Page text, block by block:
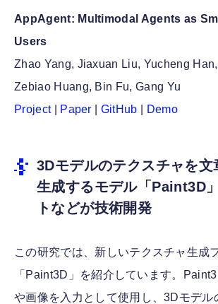
AppAgent: Multimodal Agents as
Users
Zhao Yang, Jiaxuan Liu, Yucheng
Zebiao Huang, Bin Fu, Gang Yu
Project| Paper GitHub Demo
3Dモデルのテクスチャを文
生成するモデル「Paint3D
トなどが技術開発
この研究では、新しいテクスチャ生成
「Paint3D」を紹介しています。
や画像を入力として使用し、3Dモデル